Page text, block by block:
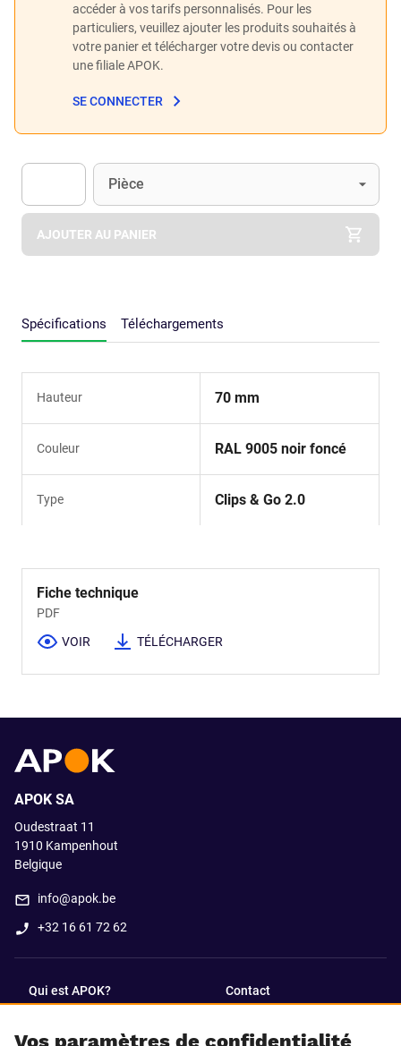
accéder à vos tarifs personnalisés. Pour les
particuliers, veuillez ajouter les produits souhaités à
votre panier et télécharger votre devis ou contacter
une filiale APOK.
SE CONNECTER
Apok.Product.Detail.AddToCart.Quantity (Optionnel)
Unité
Pièce
AJOUTER AU PANIER
Spécifications Téléchargements
Hauteur 70 mm
Couleur RAL 9005 noir foncé
Type Clips & Go 2.0
Fiche technique
PDF
VOIR TÉLÉCHARGER
Vos paramètres de confidentialité
APOK SA
Oudestraat 11
1910 Kampenhout
Belgique
info@apok.be
+32 16 61 72 62
Qui est APOK? Contact